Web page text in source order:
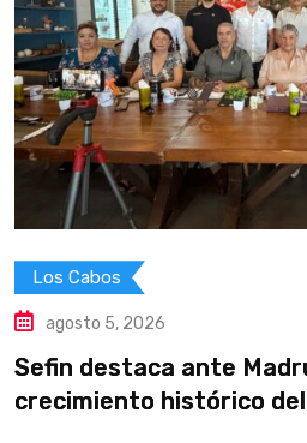
Los Cabos
agosto 5, 2026
Sefin destaca ante
crecimiento histórico del